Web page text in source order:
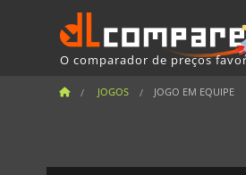
O comparador de preços
JOGOS JOGO EM EQUIPE